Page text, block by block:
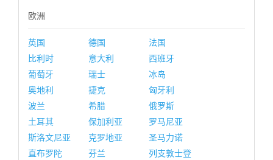
欧洲
英国 德国
法国
比利时
意大利
西班牙
葡萄牙
瑞士
冰岛
奥地利
捷克
匈牙利
波兰
希腊
俄罗斯
土耳其
保加利亚
罗马尼亚
斯洛文尼亚
克罗地亚
圣马力诺
直布罗陀
芬兰
列支敦士登